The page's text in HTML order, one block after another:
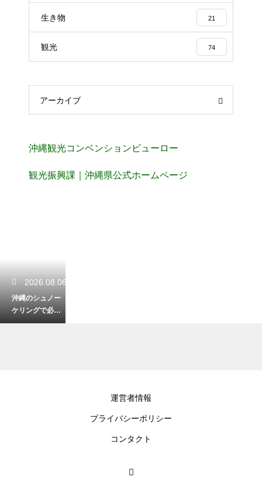
生き物 21
観光 74
アーカイブ
沖縄観光コンベンションビューロー
観光振興課｜沖縄県公式ホームページ
2026.08.06
沖縄のシュノー
ケリングで必須
の呼吸法とは？
運営者情報
プライバシーポリシー
コンタクト